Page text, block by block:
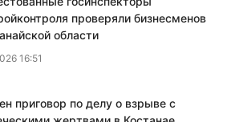
проверяли бизнесменов
области
16:51
приговор по делу о взрыве с